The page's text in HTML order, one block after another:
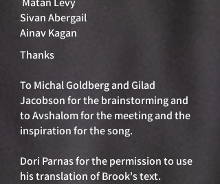
Sivan Abergail
Ainav Kagan
Thanks
To Michal Goldberg and Gilad
Jacobson for the brainstorming and
to Avshalom for the meeting and the
inspiration for the song.
Dori Parnas for the permission to use
his translation of Brook's text.